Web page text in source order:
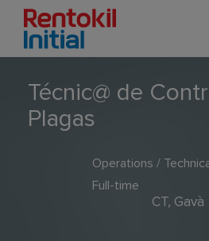
Técnic@ de
Plagas
Operations /
Full-time
CT, Gavà